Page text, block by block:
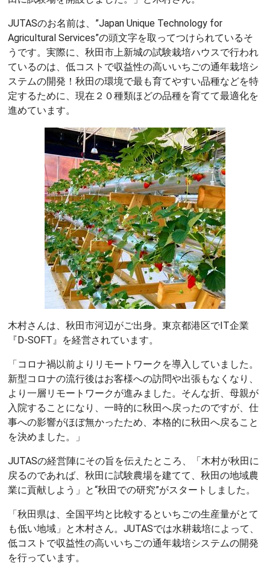
JUTASのお名前は、”Japan Unique Technology for
Agricultural Services”の頭文字を取ってつけられているそ
うです。実際に、秋田市上新城の試験栽培ハウスで行われ
ているのは、低コストで収益性の高いいちごの通年栽培シ
ステムの開発！秋田の環境で最も育てやすい品種などを特
定するために、現在２０種類ほどの品種を育てて最適化を
進めています。
木村さんは、秋田市河辺がご出身。東京都港区でIT企業
『D-SOFT』を経営されています。
「コロナ禍以前よりリモートワークを導入していました。
新型コロナの流行後はお客様への訪問や出張もなくなり、
より一層リモートワークが進みました。そんな折、母親が
入院することになり、一時的に秋田へ戻ったのですが、仕
事への影響がほぼ無かったため、本格的に秋田へ戻ること
を決めました。」
JUTASの経営陣にその旨を伝えたところ、「木村が秋田に
戻るのであれば、秋田に試験農場を建てて、秋田の地域農
業に貢献しよう」と“秋田での研究”がスタートしました。
「秋田県は、全国平均と比較するといちごの生産量がとて
も低い地域」と木村さん。JUTASでは水耕栽培によって、
低コストで収益性の高いいちごの通年栽培システムの開発
を行っています。